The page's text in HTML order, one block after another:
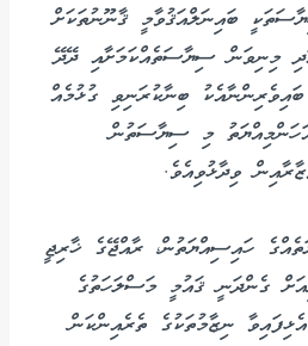
ބައިނަލްއަޤުވާމީ ޤާނޫނުތަކަށް
މިނިވަން ސިޔާސަތެއްކަމަށާއި ދޭދޭ
ބިނާކުރަނިވި ގުޅުމެއް
މި ސިޔާސަތުން
ވިދާޅުވިއެވެ.
ހައިސިއްޔަތުން، ރާއްޖޭގެ ޚާރިޖީ
ގެންދަނީ ޤައުމީ މަސްލަހަތުގެ
ނިޒާމުތަކުގެ ތެރެއިންކަން